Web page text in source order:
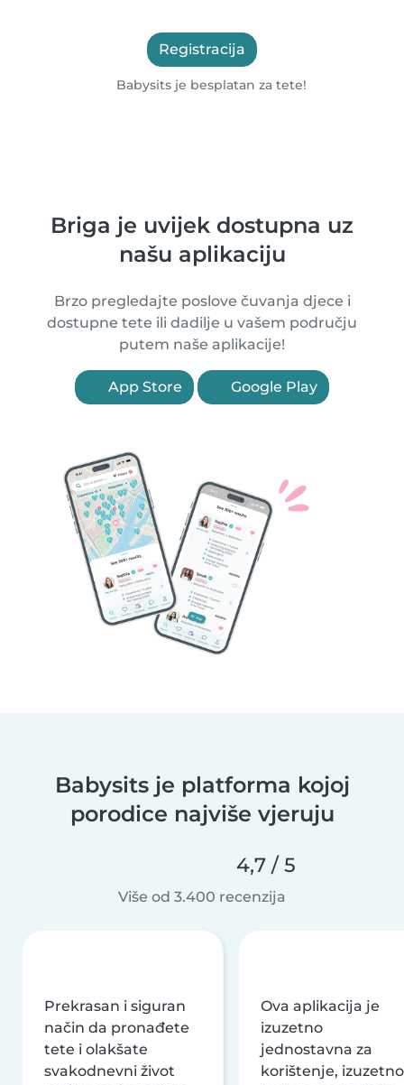
Registracija
Babysits je besplatan za tete!
Briga je uvijek dostupna uz
našu aplikaciju
Brzo pregledajte poslove čuvanja djece i
dostupne tete ili dadilje u vašem području
putem naše aplikacije!
App Store Google Play
Babysits je platforma kojoj
porodice najviše vjeruju
4,7 / 5
Više od 3.400 recenzija
Prekrasan i siguran
način da pronađete
tete i olakšate
svakodnevni život
Ova aplikacija je
izuzetno
jednostavna za
korištenje, izuzetno